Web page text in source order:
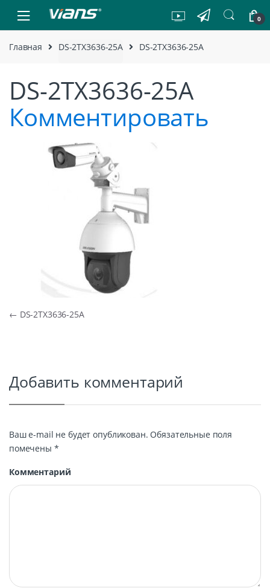
Skip to navigation
Skip to content
0
Главная DS-2TX3636-25A DS-2TX3636-25A
DS-2TX3636-25A
Комментировать
Навигация по записям
← DS-2TX3636-25A
Добавить комментарий
Ваш e-mail не будет опубликован. Обязательные поля
помечены *
Комментарий